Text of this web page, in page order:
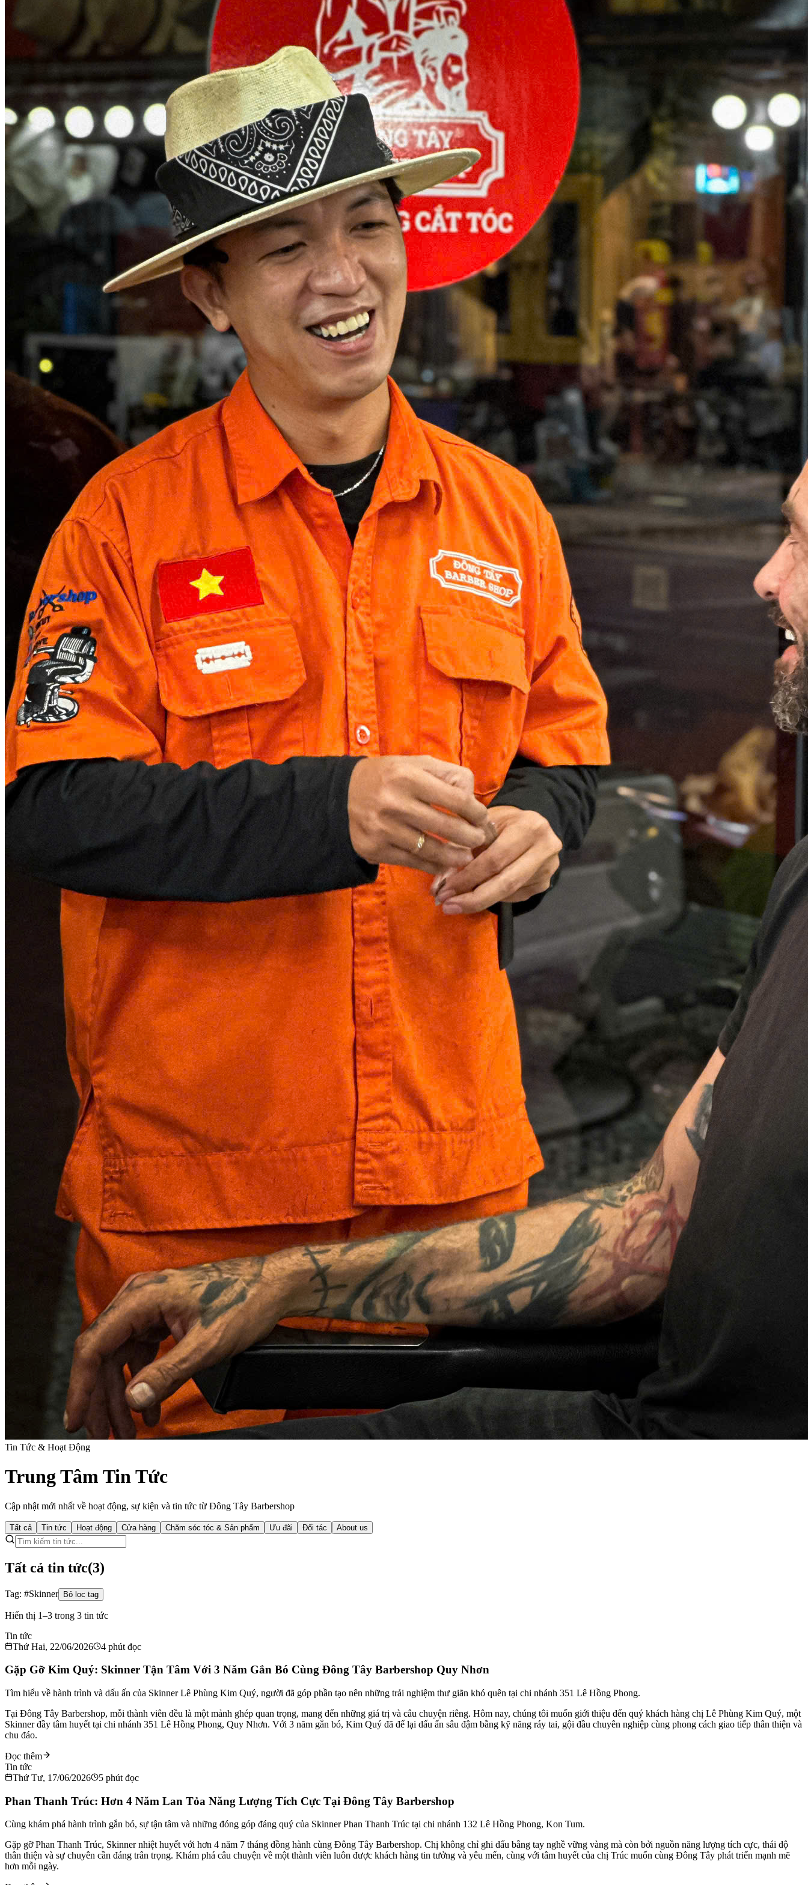
Tin Tức & Hoạt Động
Trung Tâm Tin Tức
Cập nhật mới nhất về hoạt động, sự kiện và tin tức từ Đông Tây Barbershop
Tất cả Tin tức Hoạt động Cửa hàng Chăm sóc tóc & Sản phẩm Ưu đãi Đối tác About us
Tất cả tin tức(3)
Tag: #Skinner Bỏ lọc tag
Hiển thị 1–3 trong 3 tin tức
Tin tức
Thứ Hai, 22/06/2026
4 phút đọc
Gặp Gỡ Kim Quý: Skinner Tận Tâm Với 3 Năm Gắn Bó Cùng Đông Tây Barbershop Quy Nhơn
Tìm hiểu về hành trình và dấu ấn của Skinner Lê Phùng Kim Quý, người đã góp phần tạo nên những trải nghiệm thư giãn khó quên tại chi nhánh 351 Lê Hồng Phong.
Tại Đông Tây Barbershop, mỗi thành viên đều là một mảnh ghép quan trọng, mang đến những giá trị và câu chuyện riêng. Hôm nay, chúng tôi muốn giới thiệu đến quý khách hàng chị Lê Phùng Kim Quý, một
Skinner đầy tâm huyết tại chi nhánh 351 Lê Hồng Phong, Quy Nhơn. Với 3 năm gắn bó, Kim Quý đã để lại dấu ấn sâu đậm bằng kỹ năng ráy tai, gội đầu chuyên nghiệp cùng phong cách giao tiếp thân thiện và
chu đáo.
Đọc thêm
Tin tức
Thứ Tư, 17/06/2026
5 phút đọc
Phan Thanh Trúc: Hơn 4 Năm Lan Tỏa Năng Lượng Tích Cực Tại Đông Tây Barbershop
Cùng khám phá hành trình gắn bó, sự tận tâm và những đóng góp đáng quý của Skinner Phan Thanh Trúc tại chi nhánh 132 Lê Hồng Phong, Kon Tum.
Gặp gỡ Phan Thanh Trúc, Skinner nhiệt huyết với hơn 4 năm 7 tháng đồng hành cùng Đông Tây Barbershop. Chị không chỉ ghi dấu bằng tay nghề vững vàng mà còn bởi nguồn năng lượng tích cực, thái độ
thân thiện và sự chuyên cần đáng trân trọng. Khám phá câu chuyện về một thành viên luôn được khách hàng tin tưởng và yêu mến, cùng với tâm huyết của chị Trúc muốn cùng Đông Tây phát triển mạnh mẽ
hơn mỗi ngày.